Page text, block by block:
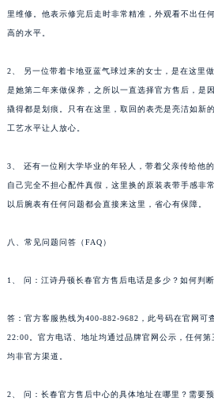
里维修。他表示修完后走时非常精准，外观看不出任
高的水平。
2、 另一位带着卡地亚蓝气球过来的女士，是在这里
是她第二年来做保养，之所以一直选择官方售后，是
撬得都是划痕。只有在这里，取回的表壳是亮洁如新
工艺水平让人放心。
3、 还有一位刚大学毕业的年轻人，带着父亲传给他
自己完全不担心配件真假，这里换的原装表带手感非
以后腕表有任何问题都会直接来这里，省心有保障。
八、常见问题问答（FAQ）
1、 问：江诗丹顿长春官方售后电话是多少？如何判
答：官方客服热线为400-882-9682，此号码在官网可
22:00。官方电话、地址均通过品牌官网公示，任何第
均非官方渠道。
2、 问：长春官方售后中心的具体地址在哪里？需要